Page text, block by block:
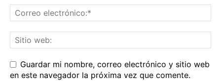
Guardar mi nombre, correo electrónico y sitio web
en este navegador la próxima vez que comente.